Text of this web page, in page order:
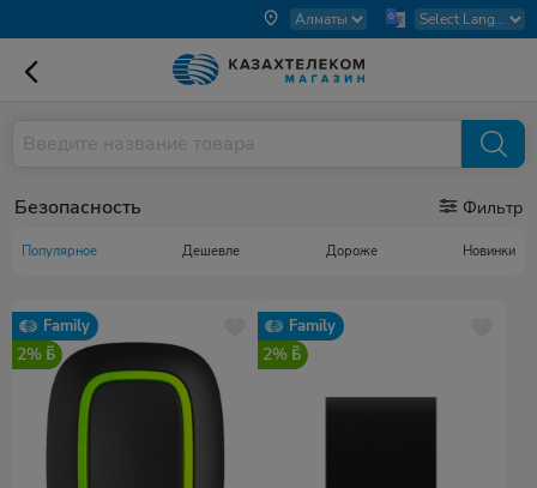
Безопасность Фильтр
Популярное Дешевле Дороже Новинки
Family
2%
Family
2%